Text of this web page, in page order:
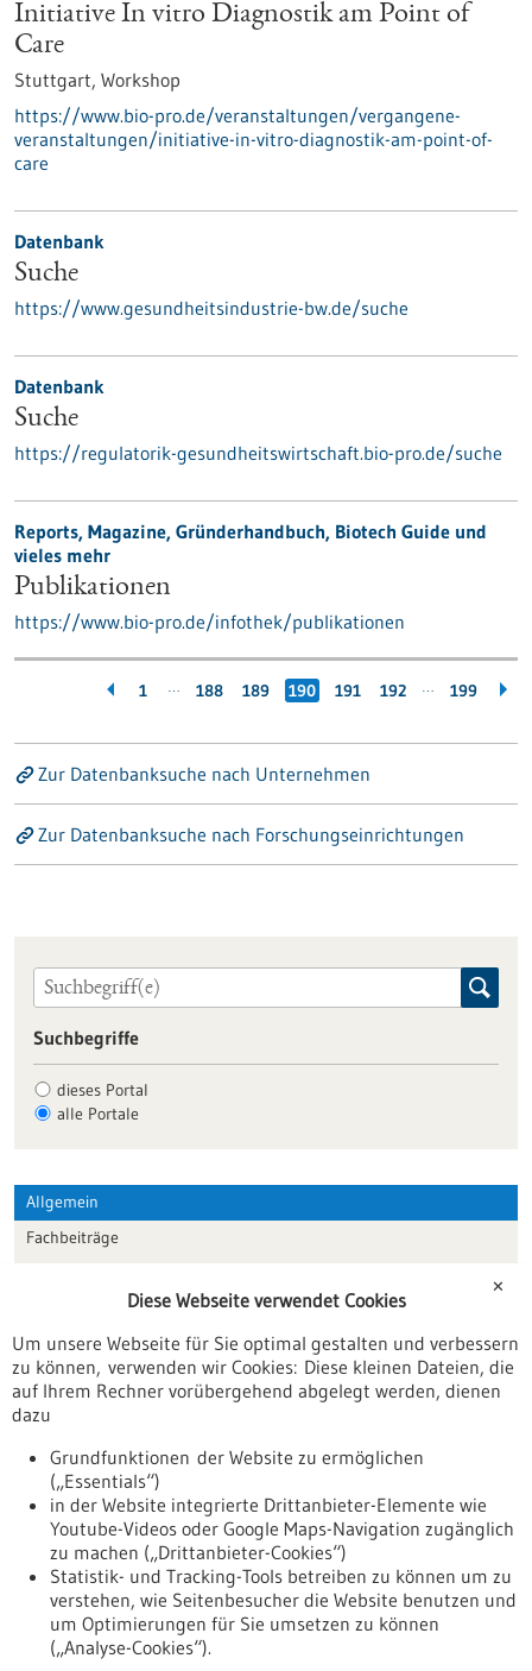
Initiative In vitro Diagnostik am Point of
Care
Stuttgart, Workshop
https://www.bio-pro.de/veranstaltungen/vergangene-
veranstaltungen/initiative-in-vitro-diagnostik-am-point-of-
care
Datenbank
Suche
https://www.gesundheitsindustrie-bw.de/suche
Datenbank
Suche
https://regulatorik-gesundheitswirtschaft.bio-pro.de/suche
Reports, Magazine, Gründerhandbuch, Biotech Guide und
vieles mehr
Publikationen
https://www.bio-pro.de/infothek/publikationen
1 … 188 189 190 191 192 … 199
Zur Datenbanksuche nach Unternehmen
Zur Datenbanksuche nach Forschungseinrichtungen
Suchbegriffe
dieses Portal
alle Portale
Allgemein
Fachbeiträge
Veranstaltungen
Erscheinungsdatum
Nach oben
✕
Diese Webseite verwendet Cookies
Um unsere Webseite für Sie optimal gestalten und verbessern
zu können, verwenden wir Cookies: Diese kleinen Dateien, die
auf Ihrem Rechner vorübergehend abgelegt werden, dienen
dazu
Grundfunktionen der Website zu ermöglichen
(„Essentials“)
in der Website integrierte Drittanbieter-Elemente wie
Youtube-Videos oder Google Maps-Navigation zugänglich
zu machen („Drittanbieter-Cookies“)
Statistik- und Tracking-Tools betreiben zu können um zu
verstehen, wie Seitenbesucher die Website benutzen und
um Optimierungen für Sie umsetzen zu können
(„Analyse-Cookies“).